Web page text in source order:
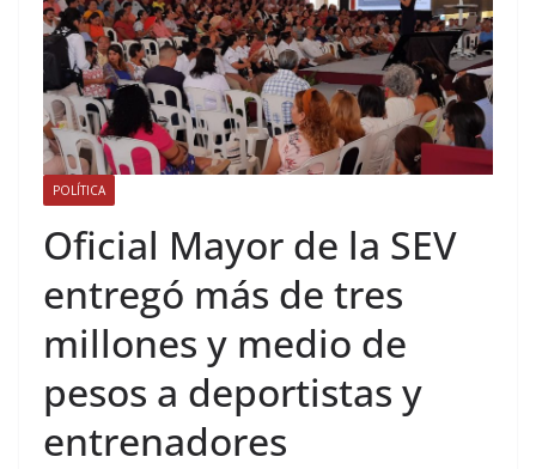
POLÍTICA
Oficial Mayor de la SEV
entregó más de tres
millones y medio de
pesos a deportistas y
entrenadores